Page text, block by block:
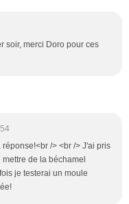
soir, merci Doro pour ces
/> <br /> J'ai pris
de la béchamel
je testerai un moule